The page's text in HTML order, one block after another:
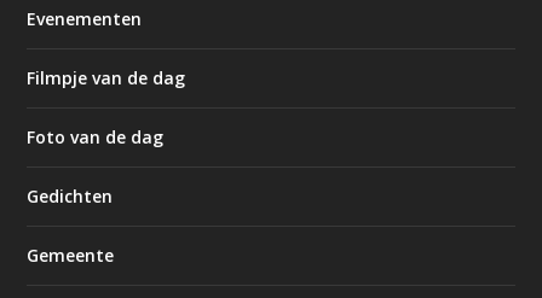
Evenementen
Filmpje van de dag
Foto van de dag
Gedichten
Gemeente